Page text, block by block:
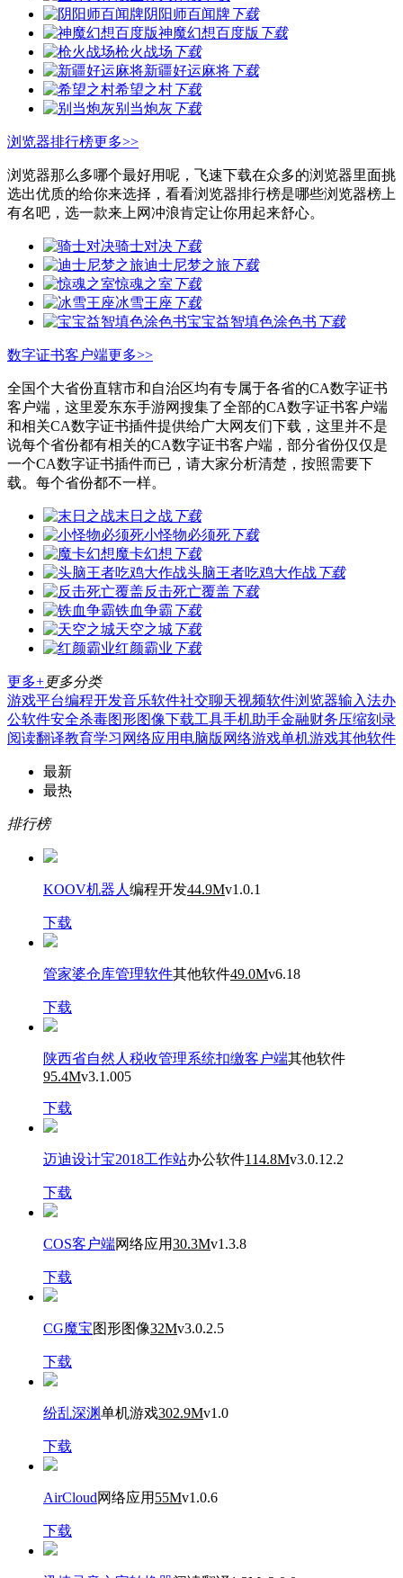
阴阳师百闻牌下载
神魔幻想百度版 下载
枪火战场 下载
新疆好运麻将下载
希望之村下载
别当炮灰 下载
浏览器排行榜更多>>
浏览器那么多哪个最好用呢，飞速下载在众多的浏览器里面挑
选出优质的给你来选择，看看浏览器排行榜是哪些浏览器榜上
有名吧，选一款来上网冲浪肯定让你用起来舒心。
骑士对决下载
迪士尼梦之旅 下载
惊魂之室 下载
冰雪王座 下载
宝宝益智填色涂色书 下载
数字证书客户端更多>>
全国个大省份直辖市和自治区均有专属于各省的CA数字证书
客户端，这里爱东东手游网搜集了全部的CA数字证书客户端
和相关CA数字证书插件提供给广大网友们下载，这里并不是
说每个省份都有相关的CA数字证书客户端，部分省份仅仅是
一个CA数字证书插件而已，请大家分析清楚，按照需要下
载。每个省份都不一样。
末日之战下载
小怪物必须死下载
魔卡幻想 下载
头脑王者吃鸡大作战下载
反击死亡覆盖 下载
铁血争霸 下载
天空之城下载
红颜霸业 下载
更多+更多分类
游戏平台编程开发音乐软件社交聊天视频软件浏览器输入法办
公软件安全杀毒图形图像下载工具手机助手金融财务压缩刻录
阅读翻译教育学习 网络应用 电脑版 网络游戏单机游戏其他软件
最新
最热
排行榜
KOOV机器人 编程开发44.9Mv1.0.1
下载
管家婆仓库管理软件其他软件49.0Mv6.18
下载
陕西省自然人税收管理系统扣缴客户端其他软件
95.4Mv3.1.005
下载
迈迪设计宝2018工作站办公软件114.8Mv3.0.12.2
下载
COS客户端网络应用30.3Mv1.3.8
下载
CG魔宝图形图像32Mv3.0.2.5
下载
纷乱深渊单机游戏302.9Mv1.0
下载
AirCloud网络应用 55Mv1.0.6
下载